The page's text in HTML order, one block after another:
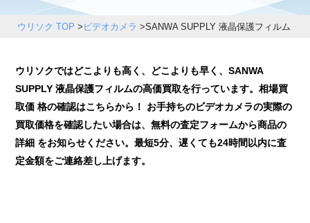
ウリソク TOP > ビデオカメラ >SANWA SUPPLY 液晶保護フィルム
ウリソクではどこよりも高く、どこよりも早く、SANWA
SUPPLY 液晶保護フィルムの高価買取を行っています。相場買
取価 格の確認はこちらから！ お手持ちのビデオカメラの実際の
買取価格を確認したい場合は、無料の査定フォームから商品の
詳細 をお知らせください。最短5分、遅くても24時間以内に査
定金額をご連絡差し上げます。